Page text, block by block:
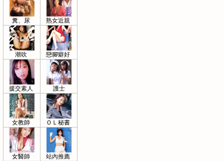
糞、尿 熟女近親
潮吹 戀腳癖好
援交素人 護士
女教師 ＯＬ秘書
女醫師 站內推薦